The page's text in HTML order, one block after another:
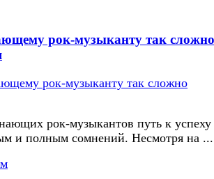
рок-музыканту так сложно
рок-музыкантов путь к успеху
и полным сомнений. Несмотря на ...